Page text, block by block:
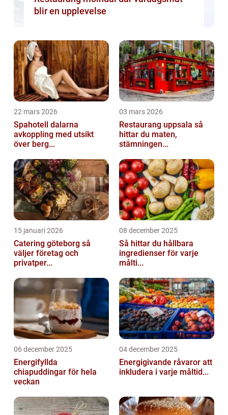
blir en upplevelse
22 mars 2026
Spahotell dalarna
avkoppling med utsikt
över berg...
03 mars 2026
Restaurang uppsala så
hittar du maten,
stämningen...
15 januari 2026
Catering göteborg så
väljer företag och
privatper...
08 december 2025
Så hittar du hållbara
ingredienser för varje
målti...
06 december 2025
Energifyllda
chiapuddingar för hela
veckan
04 december 2025
Energigivande råvaror att
inkludera i varje måltid...